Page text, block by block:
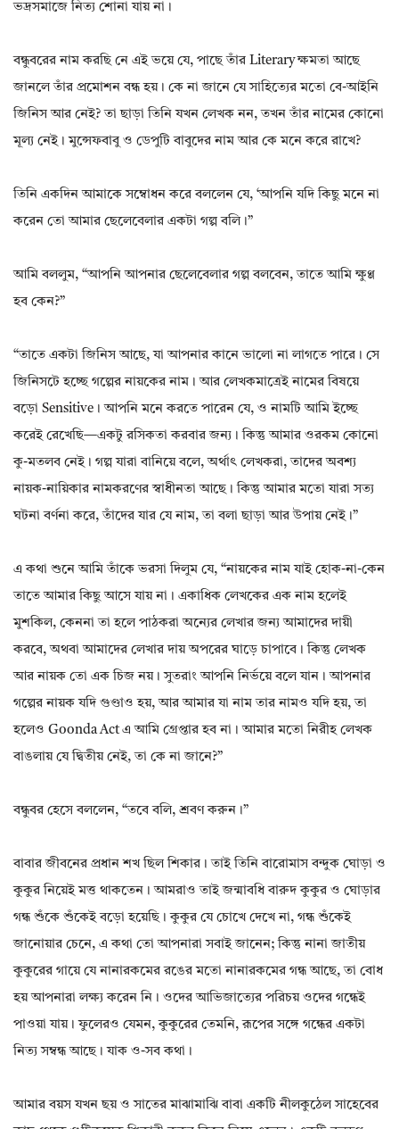
ভদ্রসমাজে নিত্য শোনা যায় না।
বন্ধুবরের নাম করছি নে এই ভয়ে যে, পাছে তাঁর Literary ক্ষমতা আছে
জানলে তাঁর প্রমোশন বন্ধ হয়। কে না জানে যে সাহিত্যের মতো বে-আইনি
জিনিস আর নেই? তা ছাড়া তিনি যখন লেখক নন, তখন তাঁর নামের কোনো
মূল্য নেই। মুন্সেফবাবু ও ডেপুটি বাবুদের নাম আর কে মনে করে রাখে?
তিনি একদিন আমাকে সম্বোধন করে বললেন যে, ‘আপনি যদি কিছু মনে না
করেন তো আমার ছেলেবেলার একটা গল্প বলি।”
আমি বললুম, “আপনি আপনার ছেলেবেলার গল্প বলবেন, তাতে আমি ক্ষুণ্ণ
হব কেন?”
“তাতে একটা জিনিস আছে, যা আপনার কানে ভালো না লাগতে পারে। সে
জিনিসটে হচ্ছে গল্পের নায়কের নাম। আর লেখকমাত্রেই নামের বিষয়ে
বড়ো Sensitive। আপনি মনে করতে পারেন যে, ও নামটি আমি ইচ্ছে
করেই রেখেছি—একটু রসিকতা করবার জন্য। কিন্তু আমার ওরকম কোনো
কু-মতলব নেই। গল্প যারা বানিয়ে বলে, অর্থাৎ লেখকরা, তাদের অবশ্য
নায়ক-নায়িকার নামকরণের স্বাধীনতা আছে। কিন্তু আমার মতো যারা সত্য
ঘটনা বর্ণনা করে, তাঁদের যার যে নাম, তা বলা ছাড়া আর উপায় নেই।”
এ কথা শুনে আমি তাঁকে ভরসা দিলুম যে, “নায়কের নাম যাই হোক-না-কেন
তাতে আমার কিছু আসে যায় না। একাধিক লেখকের এক নাম হলেই
মুশকিল, কেননা তা হলে পাঠকরা অন্যের লেখার জন্য আমাদের দায়ী
করবে, অথবা আমাদের লেখার দায় অপরের ঘাড়ে চাপাবে। কিন্তু লেখক
আর নায়ক তো এক চিজ নয়। সুতরাং আপনি নির্ভয়ে বলে যান। আপনার
গল্পের নায়ক যদি গুণ্ডাও হয়, আর আমার যা নাম তার নামও যদি হয়, তা
হলেও Goonda Act এ আমি গ্রেপ্তার হব না। আমার মতো নিরীহ লেখক
বাঙলায় যে দ্বিতীয় নেই, তা কে না জানে?”
বন্ধুবর হেসে বললেন, “তবে বলি, শ্রবণ করুন।”
বাবার জীবনের প্রধান শখ ছিল শিকার। তাই তিনি বারোমাস বন্দুক ঘোড়া ও
কুকুর নিয়েই মত্ত থাকতেন। আমরাও তাই জন্মাবধি বারুদ কুকুর ও ঘোড়ার
গন্ধ শুঁকে শুঁকেই বড়ো হয়েছি। কুকুর যে চোখে দেখে না, গন্ধ শুঁকেই
জানোয়ার চেনে, এ কথা তো আপনারা সবাই জানেন; কিন্তু নানা জাতীয়
কুকুরের গায়ে যে নানারকমের রঙের মতো নানারকমের গন্ধ আছে, তা বোধ
হয় আপনারা লক্ষ্য করেন নি। ওদের আভিজাত্যের পরিচয় ওদের গন্ধেই
পাওয়া যায়। ফুলেরও যেমন, কুকুরের তেমনি, রূপের সঙ্গে গন্ধের একটা
নিত্য সম্বন্ধ আছে। যাক ও-সব কথা।
আমার বয়স যখন ছয় ও সাতের মাঝামাঝি বাবা একটি নীলকুঠেল সাহেবের